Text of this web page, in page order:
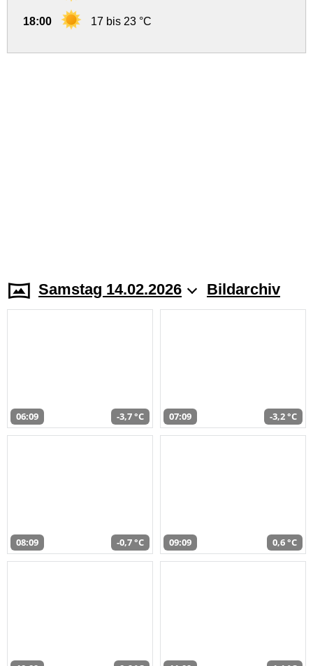
18:00 17 bis 23 °C
Samstag 14.02.2026 Bildarchiv
06:09 -3,7 °C 07:09 -3,2 °C
08:09 -0,7 °C 09:09 0,6 °C